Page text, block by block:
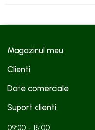
Magazinul meu
Clienti
Date comerciale
Suport clienti
09:00 - 18:00